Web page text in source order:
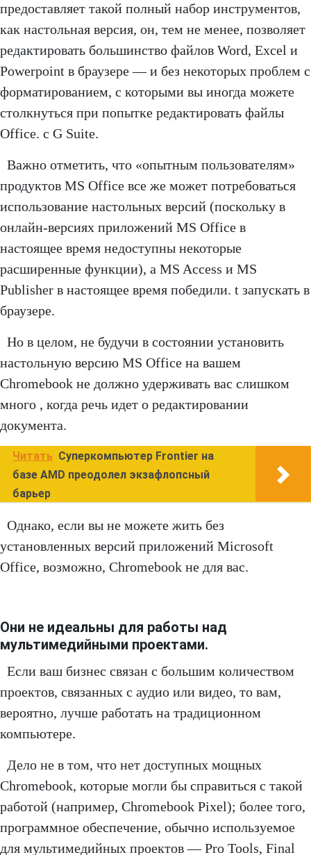
предоставляет такой полный набор инструментов,
как настольная версия, он, тем не менее, позволяет
редактировать большинство файлов Word, Excel и
Powerpoint в браузере — и без некоторых проблем с
форматированием, с которыми вы иногда можете
столкнуться при попытке редактировать файлы
Office. с G Suite.
Важно отметить, что «опытным пользователям»
продуктов MS Office все же может потребоваться
использование настольных версий (поскольку в
онлайн-версиях приложений MS Office в
настоящее время недоступны некоторые
расширенные функции), а MS Access и MS
Publisher в настоящее время победили. t запускать в
браузере.
Но в целом, не будучи в состоянии установить
настольную версию MS Office на вашем
Chromebook не должно удерживать вас слишком
много , когда речь идет о редактировании
документа.
Читать Суперкомпьютер Frontier на
базе AMD преодолел экзафлопсный
барьер
Однако, если вы не можете жить без
установленных версий приложений Microsoft
Office, возможно, Chromebook не для вас.
Они не идеальны для работы над
мультимедийными проектами.
Если ваш бизнес связан с большим количеством
проектов, связанных с аудио или видео, то вам,
вероятно, лучше работать на традиционном
компьютере.
Дело не в том, что нет доступных мощных
Chromebook, которые могли бы справиться с такой
работой (например, Chromebook Pixel); более того,
программное обеспечение, обычно используемое
для мультимедийных проектов — Pro Tools, Final